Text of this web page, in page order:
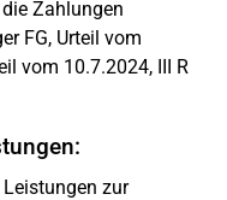
Zahlungen
FG, Urteil vom
vom 10.7.2024, III R
zur